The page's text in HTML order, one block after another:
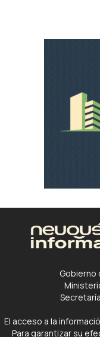
Gobierno
El acceso a la
Para garantizar su